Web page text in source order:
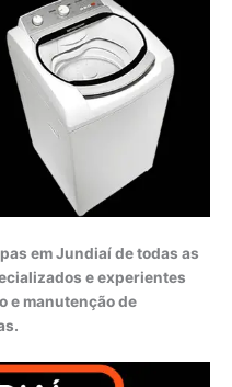
em Jundiaí de todas as
e experientes
e manutenção de